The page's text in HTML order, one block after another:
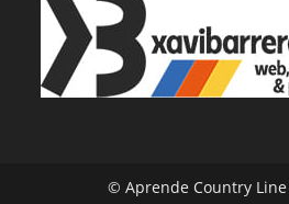
© Aprende Country Line